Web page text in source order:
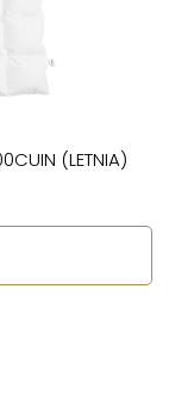
(LETNIA)